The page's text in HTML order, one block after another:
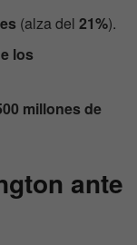
(alza del21%).
los
millones de
ante